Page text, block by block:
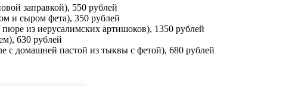
заправкой), 550 рублей
и сыром фета), 350 рублей
из иерусалимских артишоков), 1350 рублей
630 рублей
домашней пастой из тыквы с фетой), 680 рублей